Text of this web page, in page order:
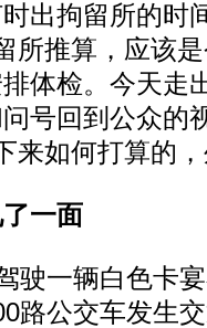
出拘留所的时
所推算，应该
体检。今天走
号回到公众的
来如何打算的
一面
一辆白色卡宴
路公交车发生